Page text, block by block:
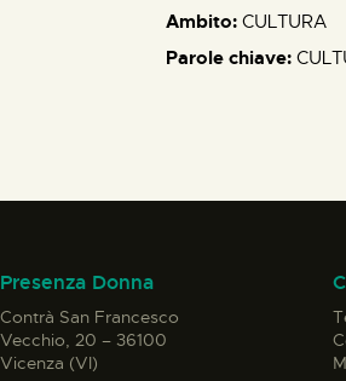
Ambito: CULTURA
Parole chiave:
Presenza Donna
Contrà San Francesco
Vecchio, 20 – 36100
Vicenza (VI)